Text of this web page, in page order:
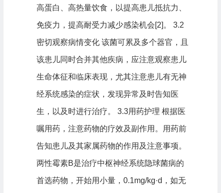
高蛋白、高热量饮食，以提高患儿抵抗力、
免疫力，提高耐受力减少感染机会[2]。 3.2
密切观察病情变化 该菌可累及多个器官，且
该患儿同时合并其他疾病，应注意观察患儿
生命体征和临床表现，尤其注意患儿有无神
经系统感染的症状，发现异常及时告知医
生，以及时进行治疗。 3.3用药护理 根据医
嘱用药，注意药物的疗效及副作用。用药前
告知患儿及其家属药物的作用及注意事项。
两性霉素B是治疗中枢神经系统隐球菌病的
首选药物，开始用小量，0.1mg/kg·d，如无